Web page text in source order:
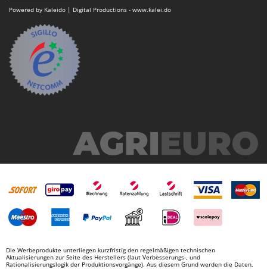
WIDU
Wiper EcoRobot
Wolf Garten
Wortex
Worx
Zephir
ZGrills
Zomax
Powered by Kaleido | Digital Productions - www.kalei.do
Die Werbeprodukte unterliegen kurzfristig den regelmäßigen technischen
Aktualisierungen zur Seite des Herstellers (laut Verbesserungs-, und
Rationalisierungslogik der Produktionsvorgänge). Aus diesem Grund werden die Daten,